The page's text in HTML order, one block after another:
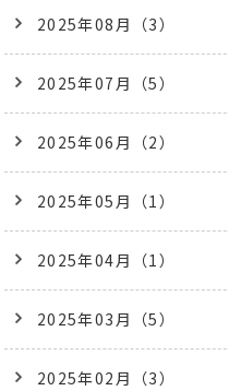
2025年08月（3）
2025年07月（5）
2025年06月（2）
2025年05月（1）
2025年04月（1）
2025年03月（5）
2025年02月（3）